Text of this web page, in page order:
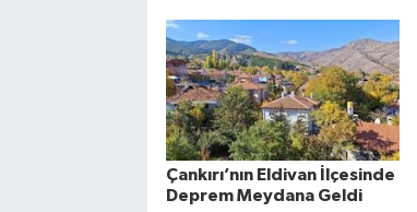
Çankırı’nın Eldivan İlçesinde
Deprem Meydana Geldi